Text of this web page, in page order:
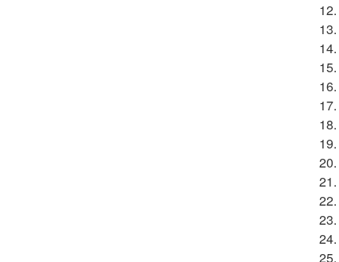
12.
13.
14.
15.
16.
17.
18.
19.
20.
21.
22.
23.
24.
25.